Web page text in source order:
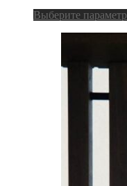
Выберите